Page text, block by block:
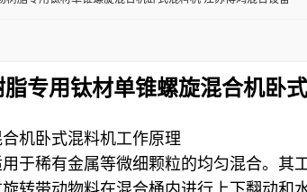
专用钛材单锥螺旋混合机卧
机卧式混料机工作原理
于稀有金属等微细颗粒的均匀混合。其